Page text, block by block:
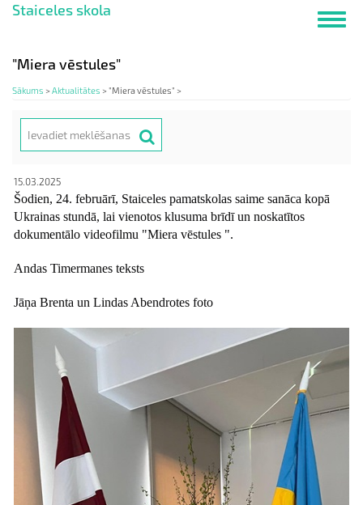
Pārlekt
saturu
Staiceles skola
"Miera vēstules"
Sākums >Aktualitātes >"Miera vēstules" >
Search
15.03.2025
Šodien, 24. februārī, Staiceles pamatskolas saime sanāca kopā
Ukrainas stundā, lai vienotos klusuma brīdī un noskatītos
dokumentālo videofilmu "Miera vēstules ".
Andas Timermanes teksts
Jāņa Brenta un Lindas Abendrotes foto